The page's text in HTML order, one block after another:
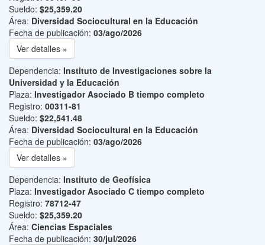
Sueldo: $25,359.20
Área: Diversidad Sociocultural en la Educación
Fecha de publicación: 03/ago/2026
Ver detalles »
Dependencia: Instituto de Investigaciones sobre la
Universidad y la Educación
Plaza: Investigador Asociado B tiempo completo
Registro: 00311-81
Sueldo: $22,541.48
Área: Diversidad Sociocultural en la Educación
Fecha de publicación: 03/ago/2026
Ver detalles »
Dependencia: Instituto de Geofísica
Plaza: Investigador Asociado C tiempo completo
Registro: 78712-47
Sueldo: $25,359.20
Área: Ciencias Espaciales
Fecha de publicación: 30/jul/2026